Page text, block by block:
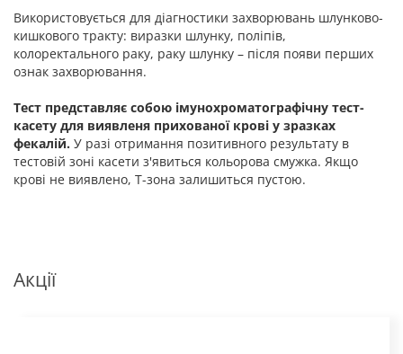
Використовується для діагностики захворювань шлунково-
кишкового тракту: виразки шлунку, поліпів,
колоректального раку, раку шлунку – після появи перших
ознак захворювання.
Тест представляє собою імунохроматографічну тест-
касету для виявленя прихованої крові у зразках
фекалій. У разі отримання позитивного результату в
тестовій зоні касети з'явиться кольорова смужка. Якщо
крові не виявлено, Т-зона залишиться пустою.
Акції